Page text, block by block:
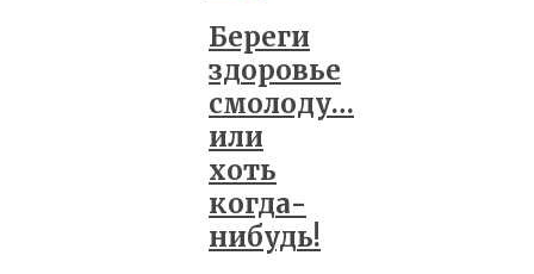
Береги
здоровье
смолоду…
или
хоть
когда-
нибудь!